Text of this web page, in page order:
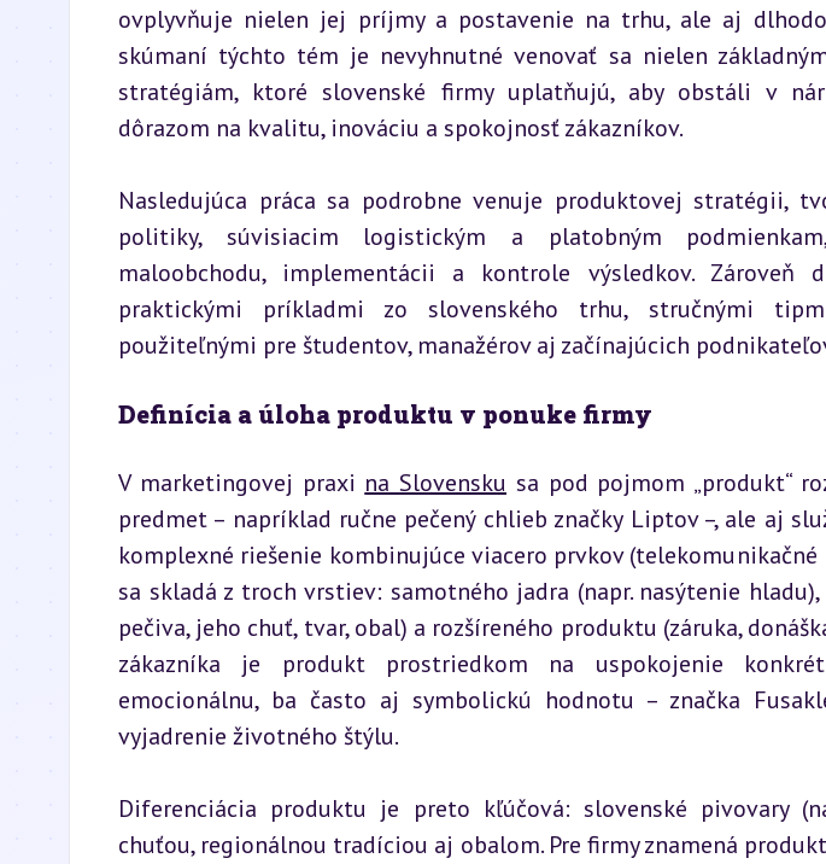
ovplyvňuje nielen jej príjmy a postavenie na trhu, ale aj
skúmaní týchto tém je nevyhnutné venovať sa nielen
stratégiám, ktoré slovenské firmy uplatňujú, aby obstáli v
dôrazom na kvalitu, inováciu a spokojnosť zákazníkov.
Nasledujúca práca sa podrobne venuje produktovej stratégii,
politiky, súvisiacim logistickým a platobným
maloobchodu, implementácii a kontrole výsledkov. Zároveň
praktickými príkladmi zo slovenského trhu, stručnými
použiteľnými pre študentov, manažérov aj začínajúcich
Definícia a úloha produktu v ponuke firmy
V marketingovej praxi na Slovensku sa pod pojmom „produkt“
predmet – napríklad ručne pečený chlieb značky Liptov –, ale aj
komplexné riešenie kombinujúce viacero prvkov (telekomunikačné
sa skladá z troch vrstiev: samotného jadra (napr. nasýtenie
pečiva, jeho chuť, tvar, obal) a rozšíreného produktu (záruka,
zákazníka je produkt prostriedkom na uspokojenie
emocionálnu, ba často aj symbolickú hodnotu – značka
vyjadrenie životného štýlu.
Diferenciácia produktu je preto kľúčová: slovenské pivovary
chuťou, regionálnou tradíciou aj obalom. Pre firmy znamená